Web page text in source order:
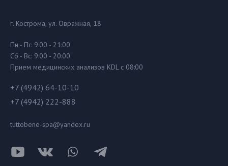
г. Кострома, ул. Овражная, 18
Пн - Пт: 9:00 - 21:00
Сб - Вс: 9:00 - 20:00
Прием медицинских анализов KDL с 08:00
+7 (4942) 64-10-10
+7 (4942) 222-888
tuttobene-spa@yandex.ru